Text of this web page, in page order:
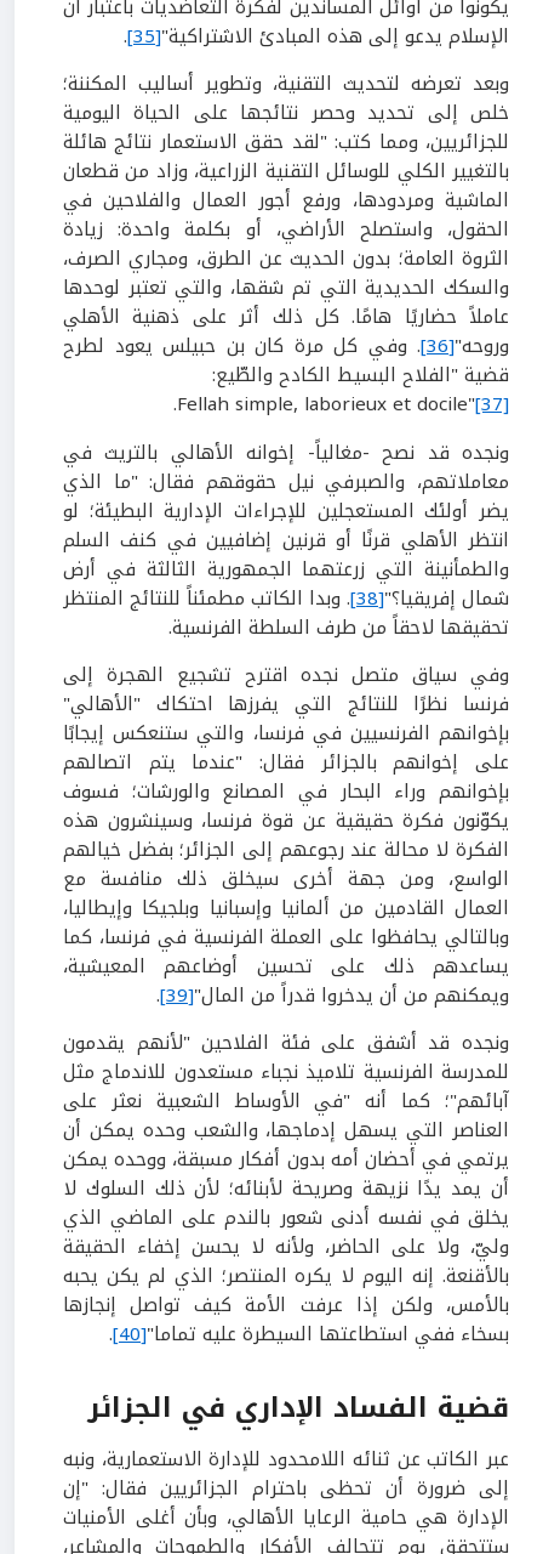
يكونوا من أوائل المساندين لفكرة التعاضديات باعتبار أن
الإسلام يدعو إلى هذه المبادئ الاشتراكية"[35]
.
وبعد تعرضه لتحديث التقنية، وتطوير أساليب المكننة؛
خلص إلى تحديد وحصر نتائجها على الحياة اليومية
للجزائريين، ومما كتب: "لقد حقق الاستعمار نتائج هائلة
بالتغيير الكلي للوسائل التقنية الزراعية، وزاد من قطعان
الماشية ومردودها، ورفع أجور العمال والفلاحين في
الحقول، واستصلح الأراضي، أو بكلمة واحدة: زيادة
الثروة العامة؛ بدون الحديث عن الطرق، ومجاري الصرف،
والسكك الحديدية التي تم شقها، والتي تعتبر لوحدها
عاملاً حضاريًا هامًا. كل ذلك أثر على ذهنية الأهلي
وروحه"[36]
. وفي كل مرة كان بن حبيلس يعود لطرح
قضية "الفلاح البسيط الكادح والطّيع:
Fellah simple, laborieux et docile"[37]
.
ونجده قد نصح -مغالياً- إخوانه الأهالي بالتريث في
معاملاتهم، والصبرفي نيل حقوقهم فقال: "ما الذي
يضر أولئك المستعجلين للإجراءات الإدارية البطيئة؛ لو
انتظر الأهلي قرنًا أو قرنين إضافيين في كنف السلم
والطمأنينة التي زرعتهما الجمهورية الثالثة في أرض
شمال إفريقيا؟"[38]
. وبدا الكاتب مطمئناً للنتائج المنتظر
تحقيقها لاحقاً من طرف السلطة الفرنسية.
وفي سياق متصل نجده اقترح تشجيع الهجرة إلى
فرنسا نظرًا للنتائج التي يفرزها احتكاك "الأهالي"
بإخوانهم الفرنسيين في فرنسا، والتي ستنعكس إيجابًا
على إخوانهم بالجزائر فقال: "عندما يتم اتصالهم
بإخوانهم وراء البحار في المصانع والورشات؛ فسوف
يكوّنون فكرة حقيقية عن قوة فرنسا، وسينشرون هذه
الفكرة لا محالة عند رجوعهم إلى الجزائر؛ بفضل خيالهم
الواسع، ومن جهة أخرى سيخلق ذلك منافسة مع
العمال القادمين من ألمانيا وإسبانيا وبلجيكا وإيطاليا،
وبالتالي يحافظوا على العملة الفرنسية في فرنسا، كما
يساعدهم ذلك على تحسين أوضاعهم المعيشية،
ويمكنهم من أن يدخروا قدراً من المال"[39]
.
ونجده قد أشفق على فئة الفلاحين "لأنهم يقدمون
للمدرسة الفرنسية تلاميذ نجباء مستعدون للاندماج مثل
آبائهم"؛ كما أنه "في الأوساط الشعبية نعثر على
العناصر التي يسهل إدماجها، والشعب وحده يمكن أن
يرتمي في أحضان أمه بدون أفكار مسبقة، ووحده يمكن
أن يمد يدًا نزيهة وصريحة لأبنائه؛ لأن ذلك السلوك لا
يخلق في نفسه أدنى شعور بالندم على الماضي الذي
وليّ، ولا على الحاضر، ولأنه لا يحسن إخفاء الحقيقة
بالأقنعة. إنه اليوم لا يكره المنتصر؛ الذي لم يكن يحبه
بالأمس، ولكن إذا عرفت الأمة كيف تواصل إنجازها
بسخاء ففي استطاعتها السيطرة عليه تماما"[40]
.
قضية الفساد الإداري في الجزائر
عبر الكاتب عن ثنائه اللامحدود للإدارة الاستعمارية، ونبه
إلى ضرورة أن تحظى باحترام الجزائريين فقال: "إن
الإدارة هي حامية الرعايا الأهالي، وبأن أغلى الأمنيات
ستتحقق يوم تتحالف الأفكار والطموحات والمشاعر،